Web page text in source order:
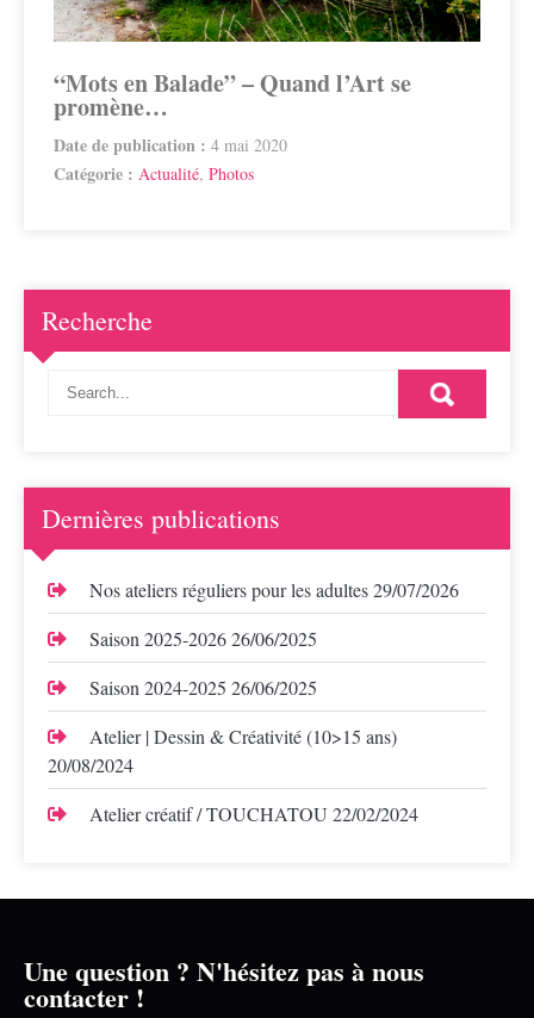
“Mots en Balade” – Quand l’Art se
promène…
Date de publication : 4 mai 2020
Catégorie : Actualité, Photos
Recherche
Dernières publications
Nos ateliers réguliers pour les adultes29/07/2026
Saison 2025-202626/06/2025
Saison 2024-2025 26/06/2025
Atelier | Dessin & Créativité (10>15 ans)
20/08/2024
Atelier créatif / TOUCHATOU 22/02/2024
Une question ? N'hésitez pas à nous
contacter !